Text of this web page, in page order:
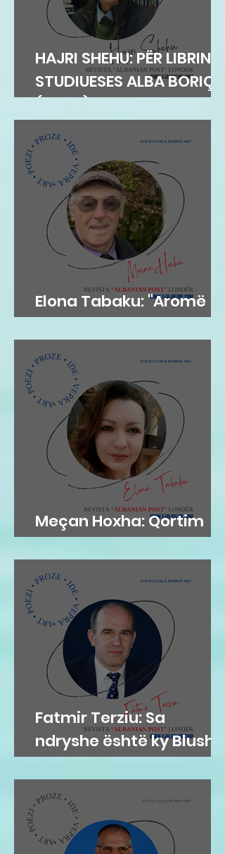
HAJRI SHEHU: PËR LIBRIN E
STUDIUESES ALBA BORIÇI
(GEGA)
Elona Tabaku: "Aromë
gjethi"
Meçan Hoxha: Qortim
me dashuri
Fatmir Terziu: Sa
ndryshe është ky Blushi
nga Blushi